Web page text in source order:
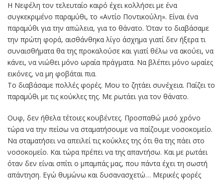
Η Νεφέλη τον τελευταίο καιρό έχει κολλήσει με ένα
συγκεκριμένο παραμύθι, το «Αντίο Ποντικούλη». Είναι ένα
παραμύθι για την απώλεια, για το θάνατο. Όταν το διαβάσαμε
την πρώτη φορά, αισθάνθηκα λίγο άσχημα γιατί δεν ήξερα τι
συναισθήματα θα της προκαλούσε και γιατί θέλω να ακούει, να
κάνει, να νιώθει μόνο ωραία πράγματα. Να βλέπει μόνο ωραίες
εικόνες, να μη φοβάται πια.
Το διαβάσαμε πολλές φορές. Μου το ζητάει συνέχεια. Παίζει το
παραμύθι με τις κούκλες της. Με ρωτάει για τον θάνατο.
Ουφ, δεν ήθελα τέτοιες κουβέντες. Προσπαθώ μισό χρόνο
τώρα να την πείσω να σταματήσουμε να παίζουμε νοσοκομείο.
Να σταματήσει να απειλεί τις κούκλες της ότι θα της πάει στο
νοσοκομείο. Και τώρα πρέπει να της απαντήσω. Και με ρωτάει
όταν δεν είναι σπίτι ο μπαμπάς μας, που πάντα έχει τη σωστή
απάντηση. Εγώ θυμώνω και δυσανασχετώ… Μερικές φορές